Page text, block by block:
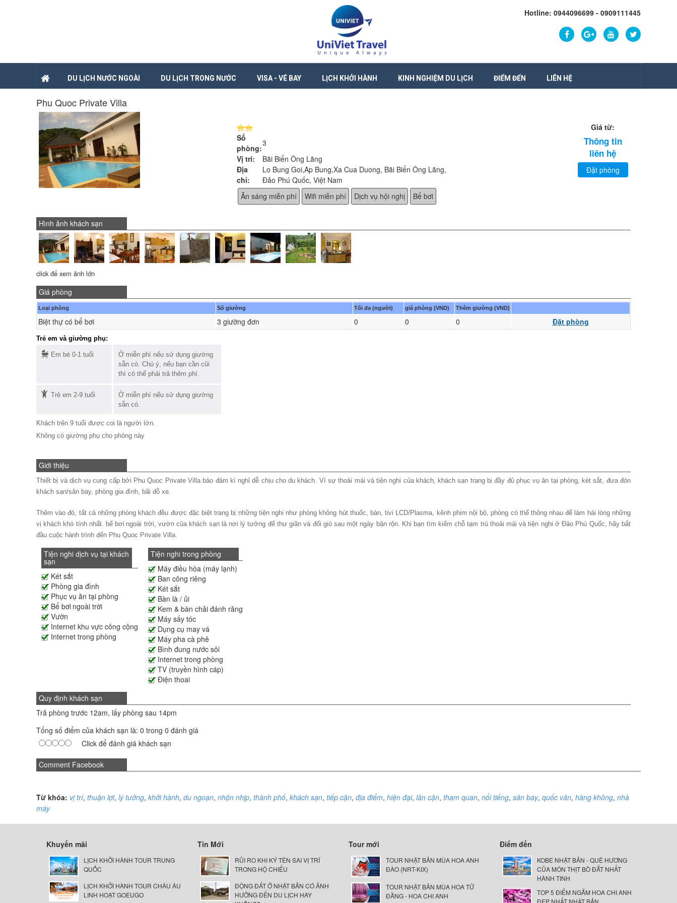
Hotline: 0944096699 - 0909111445
DU LỊCH NƯỚC NGOÀI DU LỊCH TRONG NƯỚC VISA - VÉ BAY LỊCH KHỞI HÀNH KINH NGHIỆM DU LỊCH ĐIỂM ĐẾN LIÊN HỆ
Phu Quoc Private Villa
Số
phòng:
3
Vị trí:
Bãi Biển Ông Lãng
Địa
chỉ:
Lo Bung Goi,Ap Bung,Xa Cua Duong, Bãi Biển Ông Lãng,
Đảo Phú Quốc, Việt Nam
Ăn sáng miễn phí
Wifi miễn phí Dịch vụ hội nghị Bể bơi
Giá từ:
Thông tin
liên hệ
Đặt phòng
Hình ảnh khách sạn
click để xem ảnh lớn
Giá phòng
Loại phòng Số giường Tối đa (người) giá phòng (VND) Thêm giường (VND)
Biệt thự có bể bơi 3 giường đơn 0 0 0 Đặt phòng
Trẻ em và giường phụ:
Em bé 0-1 tuổi
Ở miễn phí nếu sử dụng giường
sẵn có. Chú ý, nếu bạn cần cũi
thì có thể phải trả thêm phí.
Trẻ em 2-9 tuổi
Ở miễn phí nếu sử dụng giường
sẵn có.
Khách trên 9 tuổi được coi là người lớn.
Không có giường phụ cho phòng này
Giới thiệu
Thiết bị và dịch vụ cung cấp bởi Phu Quoc Private Villa bảo đảm kì nghỉ dễ chịu cho du khách. Vì sự thoải mái và tiện nghi của khách, khách sạn trang bị đầy đủ phục vụ ăn tại phòng, két sắt, đưa đón
khách sạn/sân bay, phòng gia đình, bãi đỗ xe.
Thêm vào đó, tất cả những phòng khách đều được đặc biệt trang bị những tiện nghi như phòng không hút thuốc, bàn, tivi LCD/Plasma, kênh phim nội bộ, phòng có thể thông nhau để làm hài lòng những
vị khách khó tính nhất. bể bơi ngoài trời, vườn của khách sạn là nơi lý tưởng để thư giãn và đổi gió sau một ngày bận rộn. Khi bạn tìm kiếm chỗ tạm trú thoải mái và tiện nghi ở Đảo Phú Quốc, hãy bắt
đầu cuộc hành trình đến Phu Quoc Private Villa.
Tiện nghi dịch vụ tại khách
sạn
Két sắt
Phòng gia đình
Phục vụ ăn tại phòng
Bể bơi ngoài trời
Vườn
Internet khu vực công cộng
Internet trong phòng
Tiện nghi trong phòng
Máy điều hòa (máy lạnh)
Ban công riêng
Két sắt
Bàn là / ủi
Kem & bàn chải đánh răng
Máy sấy tóc
Dụng cụ may vá
Máy pha cà phê
Bình đung nước sôi
Internet trong phòng
TV (truyền hình cáp)
Điện thoai
Quy định khách sạn
Trả phòng trước 12am, lấy phòng sau 14pm
Tổng số điểm của khách sạn là: 0 trong 0 đánh giá
Click để đánh giá khách sạn
Comment Facebook
Từ khóa: vị trí, thuận lợi, lý tưởng, khởi hành, du ngoạn, nhộn nhịp, thành phố, khách sạn, tiếp cận, địa điểm, hiện đại, lân cận, tham quan, nổi tiếng, sân bay, quốc văn, hàng không, nhà
máy
Khuyến mãi
LỊCH KHỞI HÀNH TOUR TRUNG
QUỐC
LỊCH KHỞI HÀNH TOUR CHÂU ÂU
LINH HOẠT GOEUGO
Tin Mới
RỦI RO KHI KÝ TÊN SAI VỊ TRÍ
TRONG HỘ CHIẾU
ĐỘNG ĐẤT Ở NHẬT BẢN CÓ ẢNH
HƯỞNG ĐẾN DU LỊCH HAY
Tour mới
TOUR NHẬT BẢN MÙA HOA ANH
ĐÀO (NRT-KIX)
TOUR NHẬT BẢN MÙA HOA TỬ
ĐẰNG - HOA CHI ANH
Điểm đến
KOBE NHẬT BẢN - QUÊ HƯƠNG
CỦA MÓN THỊT BÒ ĐẮT NHẤT
HÀNH TINH
TOP 5 ĐIỂM NGẮM HOA CHI ANH
ĐẸP NHẤT NHẬT BẢN